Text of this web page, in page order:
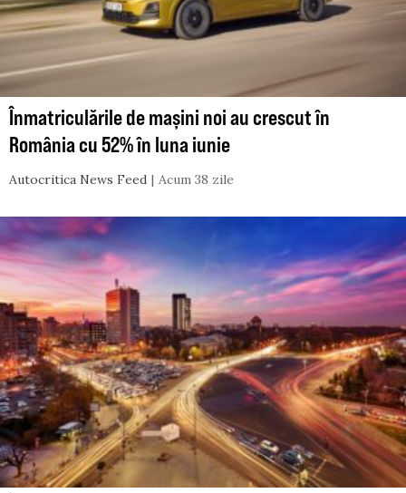
Înmatriculările de mașini noi au crescut în
România cu 52% în luna iunie
Autocritica News Feed Acum 38 zile